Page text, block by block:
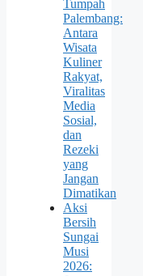
Tumpah
Palembang:
Antara
Wisata
Kuliner
Rakyat,
Viralitas
Media
Sosial,
dan
Rezeki
yang
Jangan
Dimatikan
Aksi
Bersih
Sungai
Musi
2026: